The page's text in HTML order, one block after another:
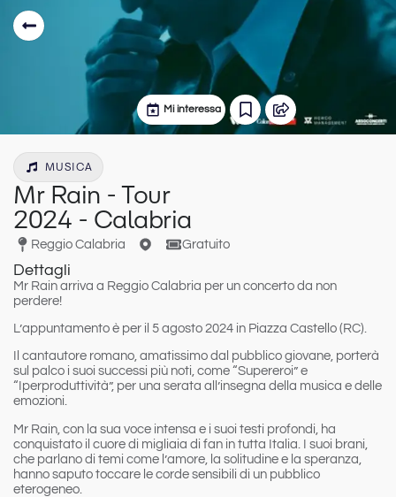
Mi interessa
MUSICA
Mr Rain - Tour
2024 - Calabria
Reggio Calabria Gratuito
Dettagli
Mr Rain arriva a Reggio Calabria per un concerto da non
perdere!
L’appuntamento è per il 5 agosto 2024 in Piazza Castello (RC).
Il cantautore romano, amatissimo dal pubblico giovane, porterà
sul palco i suoi successi più noti, come “Supereroi” e
“Iperproduttività”, per una serata all’insegna della musica e delle
emozioni.
Mr Rain, con la sua voce intensa e i suoi testi profondi, ha
conquistato il cuore di migliaia di fan in tutta Italia. I suoi brani,
che parlano di temi come l’amore, la solitudine e la speranza,
hanno saputo toccare le corde sensibili di un pubblico
eterogeneo.